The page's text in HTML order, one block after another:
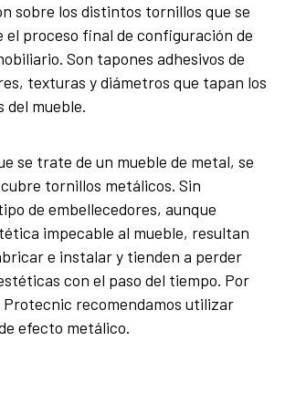
sobre los distintos tornillos que se
proceso final de configuración de
Son tapones adhesivos de
texturas y diámetros que tapan los
del mueble.
se trate de un mueble de metal, se
tornillos metálicos. Sin
de embellecedores, aunque
impecable al mueble, resultan
e instalar y tienden a perder
con el paso del tiempo. Por
recomendamos utilizar
efecto metálico.